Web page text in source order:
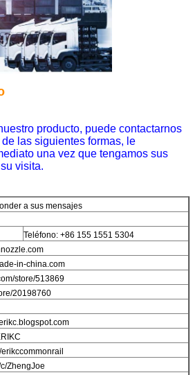
producto, puede contactarnos
las siguientes formas, le
una vez que tengamos sus
visita.
a sus mensajes
Teléfono: +86 155 1551 5304
in-china.com
store/513869
20198760
ZhengJoe